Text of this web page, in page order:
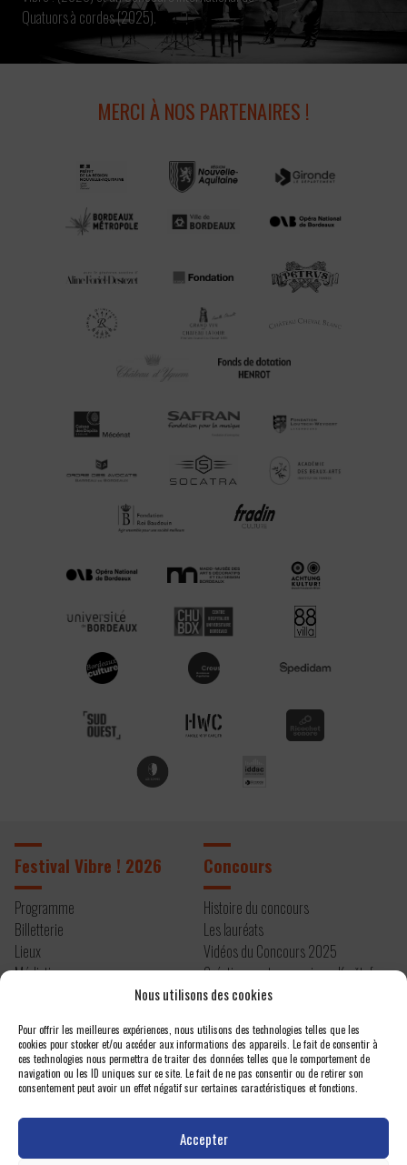
Nous utilisons des cookies
Pour offrir les meilleures expériences, nous utilisons des technologies telles que les
cookies pour stocker et/ou accéder aux informations des appareils. Le fait de consentir à
ces technologies nous permettra de traiter des données telles que le comportement de
navigation ou les ID uniques sur ce site. Le fait de ne pas consentir ou de retirer son
consentement peut avoir un effet négatif sur certaines caractéristiques et fonctions.
Accepter
Quatuors à cordes (2025).
MERCI À NOS PARTENAIRES !
Festival Vibre ! 2026
Programme
Billetterie
Lieux
Médiation
Concours
Histoire du concours
Les lauréats
Vidéos du Concours 2025
Création contemporaine – Kryštof
Mařatka
À propos
Editos
Actualités
Contact
Newsletter
Espace presse
Nous contacter